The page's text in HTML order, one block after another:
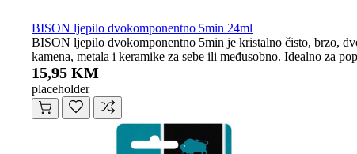
BISON ljepilo dvokomponentno 5min 24ml
BISON ljepilo dvokomponentno 5min je kristalno čisto, brzo,
kamena, metala i keramike za sebe ili međusobno. Idealno za
15,95 KM
placeholder